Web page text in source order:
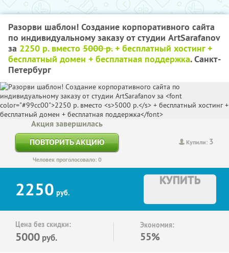
Разорви шаблон! Создание корпоративного сайта
по индивидуальному заказу от студии ArtSarafanov
за 2250 р. вместо 5000 р.+ бесплатный хостинг +
бесплатный домен + бесплатная поддержка. Санкт-
Петербург
Купили: 3
Акция завершилась
ПОВТОРИТЬ АКЦИЮ
Человек проголосовало: 0
2250 руб.
КУПИТЬ
Цена без скидки:
5000 руб.
Экономия:
55%